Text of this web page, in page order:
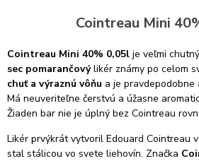
Cointreau Mini
Cointreau Mini 40% 0,05l je veľmi
sec pomarančovýlikér známy po celom
chuť a výraznú vôňu a je pravdepodobne
Má neuveriteľne čerstvú a úžasne
Žiaden bar nie je úplný bez Cointreau
Likér prvýkrát vytvoril Edouard Cointreau
stal stálicou vo svete liehovín. Značka